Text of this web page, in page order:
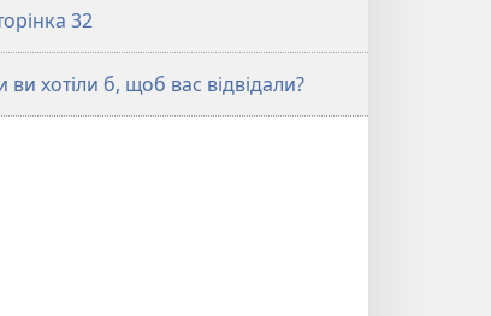
32
ви хотіли б, щоб вас відвідали?